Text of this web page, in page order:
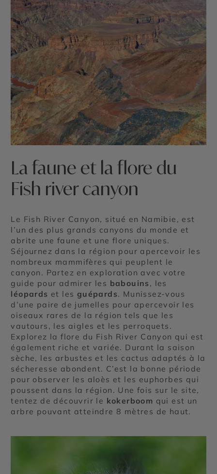
La faune et la flore du
Fish river canyon
Le Fish River Canyon, situé en Namibie, est
l’un des plus grands canyons du monde et
abrite une faune et une flore uniques.
Séjournez dans la région pour apercevoir les
nombreux mammifères qui peuplent le
canyon. Partez en exploration avec votre
guide pour admirer les babouins, les
léopards et les guépards. Munissez-vous
d’une paire de jumelles pour apercevoir les
oiseaux rares de la région tels que les
vautours, les aigles et les perroquets.
Explorez la flore du Fish River Canyon qui est
également riche et variée. Durant la saison
sèche, les arbustes et les cactus adaptés à la
sécheresse abondent. C’est la bonne période
pour observer les aloès et les euphorbes qui
poussent dans la région. Une fois sur le site,
tentez de découvrir le kokerboom qui est un
arbre pouvant atteindre 8 mètres de haut.